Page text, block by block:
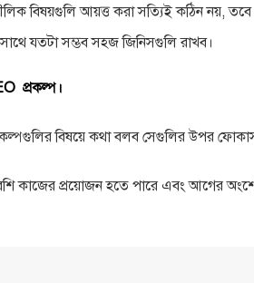
বিষয়গুলি আয়ত্ত করা সত্যিই কঠিন নয়,
যতটা সম্ভব সহজ জিনিসগুলি রাখব।
প্রকল্প।
বিষয়ে কথা বলব সেগুলির উপর
কাজের প্রয়োজন হতে পারে এবং আগের